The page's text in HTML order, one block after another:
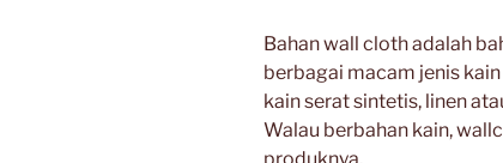
Bahan wall cloth adalah
berbagai macam jenis
kain serat sintetis, linen
Walau berbahan kain,
produknya.